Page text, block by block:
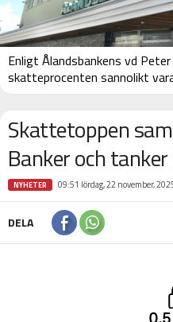
Enligt Ålandsbankens vd
skatteprocenten sannolikt
Skattetoppen
Banker och
NYHETER 09:51 lördag, 22 november,
DELA